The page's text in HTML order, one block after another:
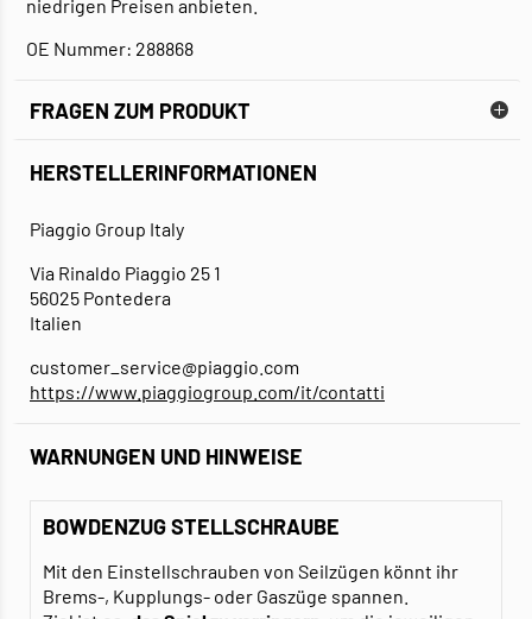
niedrigen Preisen anbieten.
OE Nummer: 288868
FRAGEN ZUM PRODUKT
HERSTELLERINFORMATIONEN
Piaggio Group Italy
Via Rinaldo Piaggio 25 1
56025 Pontedera
Italien
customer_service@piaggio.com
https://www.piaggiogroup.com/it/contatti
WARNUNGEN UND HINWEISE
BOWDENZUG STELLSCHRAUBE
Mit den Einstellschrauben von Seilzügen könnt ihr
Brems-, Kupplungs- oder Gaszüge spannen.